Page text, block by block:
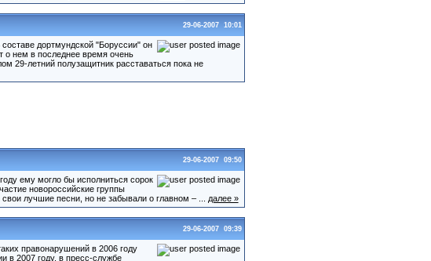
29-06-2007 10:01
дортмундской "Боруссии" он
о нем в последнее время очень
29-летний полузащитник расставаться пока не
29-06-2007 09:50
ему могло бы исполниться сорок
новороссийские группы
лучшие песни, но не забывали о главном – ...
далее »
29-06-2007 09:39
правонарушений в 2006 году
в 2007 году, в пресс-службе